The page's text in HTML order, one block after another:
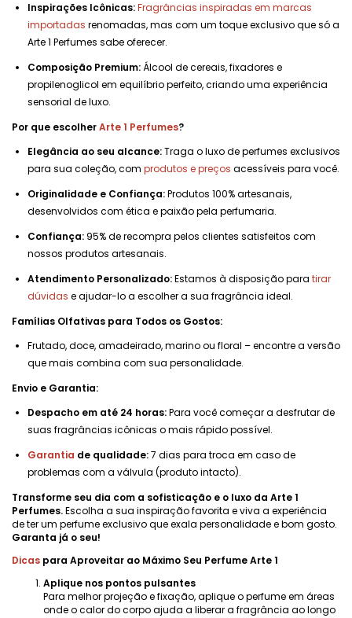
Inspirações Icônicas:Fragrâncias inspiradas em marcas
importadas renomadas, mas com um toque exclusivo que só a
Arte 1 Perfumes sabe oferecer.
Composição Premium:Álcool de cereais, fixadores e
propilenoglicol em equilíbrio perfeito, criando uma experiência
sensorial de luxo.
Por que escolherArte 1 Perfumes?
Elegância ao seu alcance:Traga o luxo de perfumes exclusivos
para sua coleção, com produtos e preços acessíveis para você.
Originalidade e Confiança:Produtos 100% artesanais,
desenvolvidos com ética e paixão pela perfumaria.
Confiança: 95% de recompra pelos clientes satisfeitos com
nossos produtos artesanais.
Atendimento Personalizado:Estamos à disposição para tirar
dúvidas e ajudar-lo a escolher a sua fragrância ideal.
Famílias Olfativas para Todos os Gostos:
Frutado, doce, amadeirado, marino ou floral – encontre a versão
que mais combina com sua personalidade.
Envio e Garantia:
Despacho em até 24 horas:Para você começar a desfrutar de
suas fragrâncias icônicas o mais rápido possível.
Garantia de qualidade:7 dias para troca em caso de
problemas com a válvula (produto intacto).
Transforme seu dia com a sofisticação e o luxo da Arte 1
Perfumes.Escolha a sua inspiração favorita e viva a experiência
de ter um perfume exclusivo que exala personalidade e bom gosto.
Garanta já o seu!
Dicas para Aproveitar ao Máximo Seu Perfume Arte 1
Aplique nos pontos pulsantes
Para melhor projeção e fixação, aplique o perfume em áreas
onde o calor do corpo ajuda a liberar a fragrância ao longo